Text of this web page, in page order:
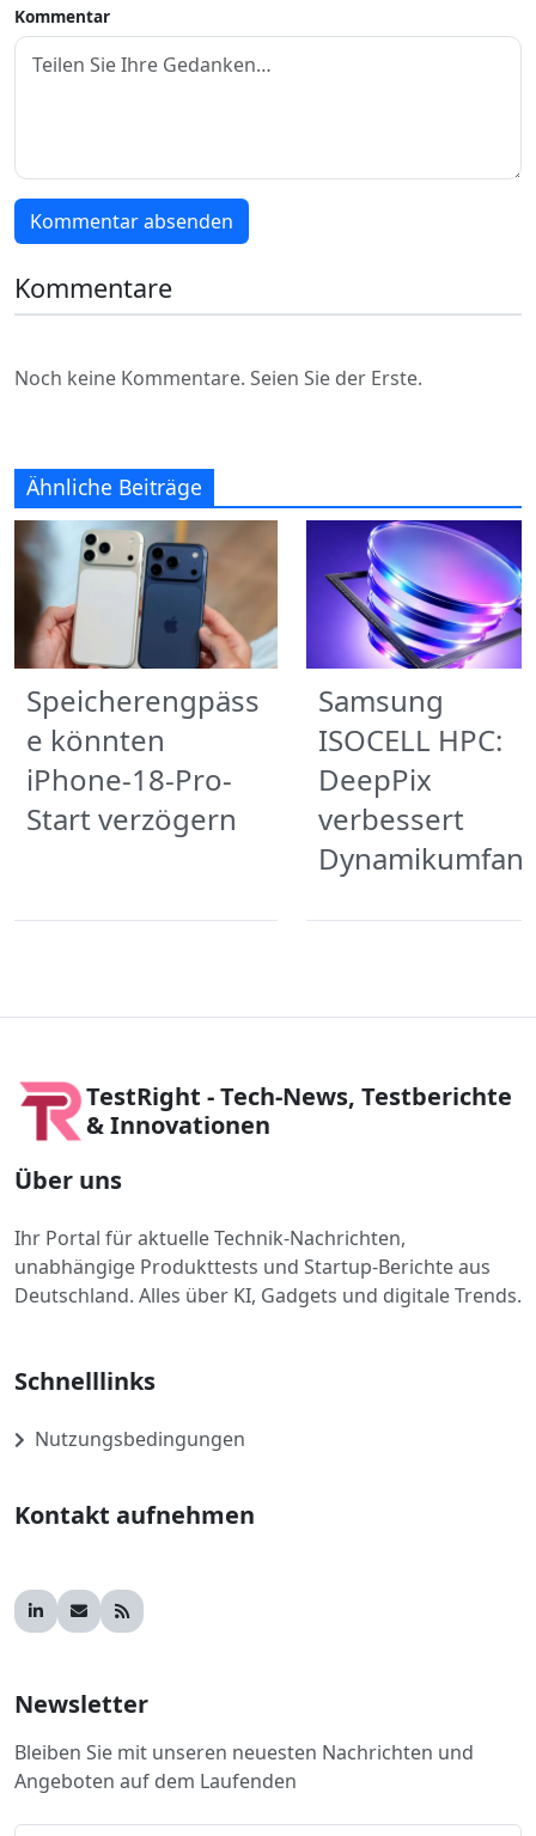
Kommentar
Kommentar absenden
Kommentare
Noch keine Kommentare. Seien Sie der Erste.
Ähnliche Beiträge
Speicherengpäss
e könnten
iPhone-18-Pro-
Start verzögern
Samsung
ISOCELL HPC:
DeepPix
verbessert
TestRight - Tech-News, Testberichte
& Innovationen
Über uns
Ihr Portal für aktuelle Technik-Nachrichten,
unabhängige Produkttests und Startup-Berichte aus
Deutschland. Alles über KI, Gadgets und digitale Trends.
Schnelllinks
Nutzungsbedingungen
Kontakt aufnehmen
Newsletter
Bleiben Sie mit unseren neuesten Nachrichten und
Angeboten auf dem Laufenden